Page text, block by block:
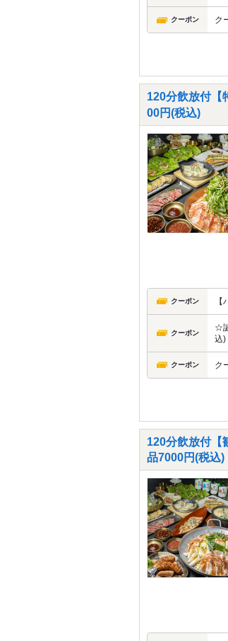
クーポン ク
120分飲放付
00円(税込)
クーポン
クーポン
☆
込)
クーポン ク
120分飲放付
品7000円(税込)